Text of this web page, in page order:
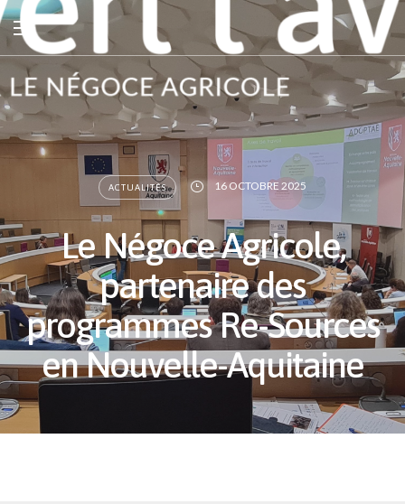
ACTUALITÉS 16 OCTOBRE 2025
Le Négoce Agricole,
partenaire des
programmes Re-Sources
en Nouvelle-Aquitaine